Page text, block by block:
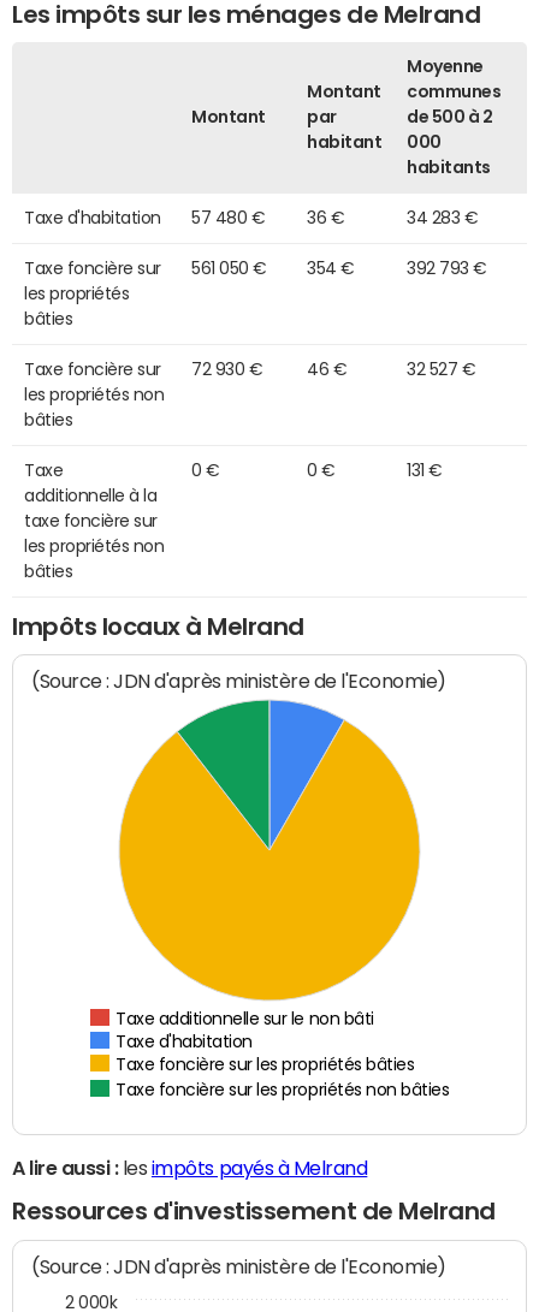
Les impôts sur les ménages de Melrand
Montant
Montant
par
habitant
Moyenne
communes
de 500 à 2
000
habitants
Taxe d'habitation 57 480 € 36 € 34 283 €
Taxe foncière sur
les propriétés
bâties
561 050 € 354 € 392 793 €
Taxe foncière sur
les propriétés non
bâties
72 930 € 46 € 32 527 €
Taxe
additionnelle à la
taxe foncière sur
les propriétés non
bâties
0 € 0 € 131 €
Impôts locaux à Melrand
(Source : JDN d'après ministère de l'Economie)
Taxe additionnelle sur le non bâti
Taxe d'habitation
Taxe foncière sur les propriétés bâties
Taxe foncière sur les propriétés non bâties
A lire aussi :les impôts payés à Melrand
Ressources d'investissement de Melrand
(Source : JDN d'après ministère de l'Economie)
2 000k